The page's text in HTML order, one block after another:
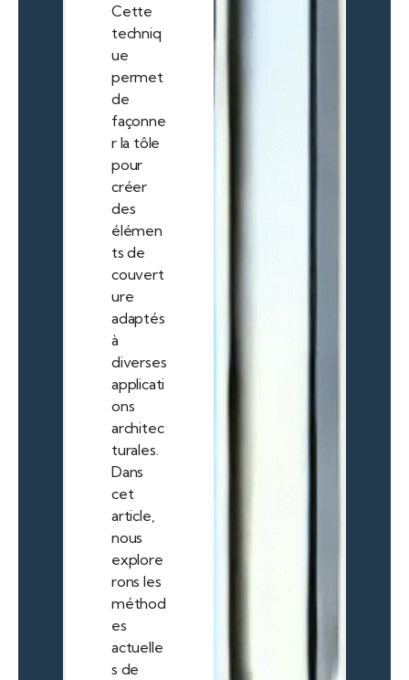
Cette
techniq
ue
permet
de
façonne
r la tôle
pour
créer
des
élémen
ts de
couvert
ure
adaptés
à
diverses
applicati
ons
architec
turales.
Dans
cet
article,
nous
explore
rons les
méthod
es
actuelle
s de